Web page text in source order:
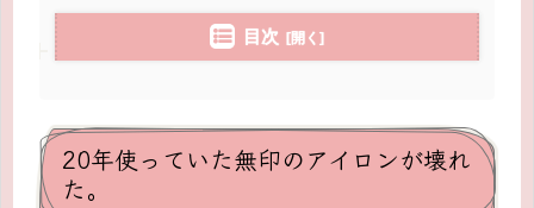
目次
20年使っていた無印のアイロンが壊れ
た。